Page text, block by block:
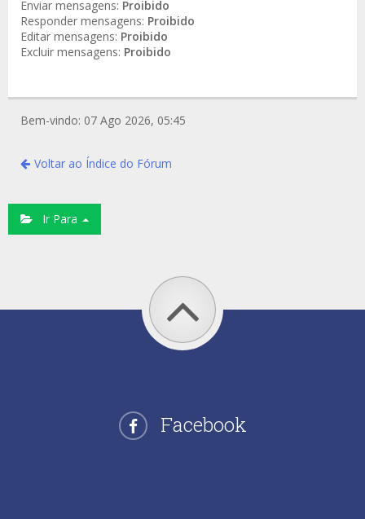
Enviar mensagens: Proibido
Responder mensagens: Proibido
Editar mensagens: Proibido
Excluir mensagens: Proibido
Bem-vindo: 07 Ago 2026, 05:45
Voltar ao Índice do Fórum
Ir Para
Facebook